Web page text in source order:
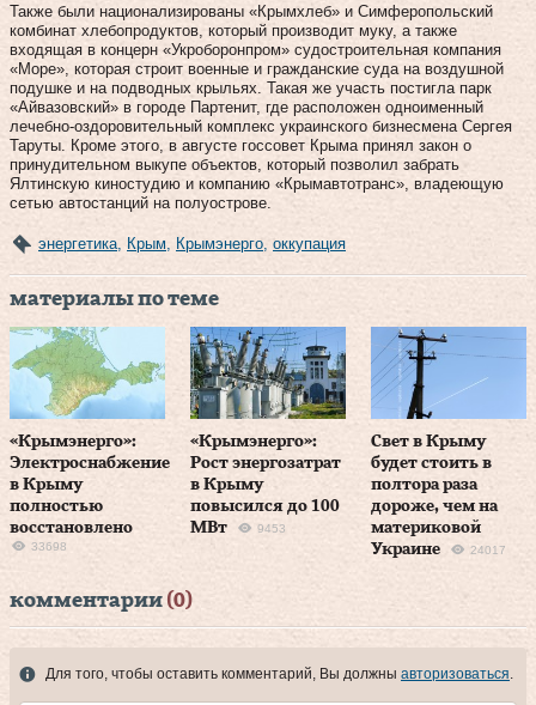
Также были национализированы «Крымхлеб» и Симферопольский
комбинат хлебопродуктов, который производит муку, а также
входящая в концерн «Укроборонпром» судостроительная компания
«Море», которая строит военные и гражданские суда на воздушной
подушке и на подводных крыльях. Такая же участь постигла парк
«Айвазовский» в городе Партенит, где расположен одноименный
лечебно-оздоровительный комплекс украинского бизнесмена Сергея
Таруты. Кроме этого, в августе госсовет Крыма принял закон о
принудительном выкупе объектов, который позволил забрать
Ялтинскую киностудию и компанию «Крымавтотранс», владеющую
сетью автостанций на полуострове.
энергетика Крым Крымэнерго оккупация
материалы по теме
«Крымэнерго»:
Электроснабжение
в Крыму
полностью
восстановлено
33698
«Крымэнерго»:
Рост энергозатрат
в Крыму
повысился до 100
МВт
9453
Свет в Крыму
будет стоить в
полтора раза
дороже, чем на
материковой
Украине
24017
комментарии (0)
Для того, чтобы оставить комментарий, Вы должны авторизоваться.